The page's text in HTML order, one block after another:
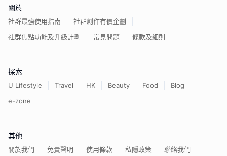
關於
社群最強使用指南
社群創作有價企劃
社群焦點功能及升級計劃
常見問題 條款及細則
探索
U Lifestyle Travel HK Beauty Food
Blog
e-zone
其他
關於我們 免責聲明 使用條款 私隱政策 聯絡我們